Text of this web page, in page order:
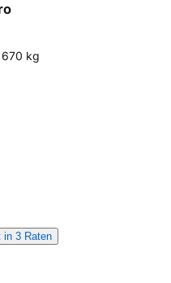
kg
in 3 Raten